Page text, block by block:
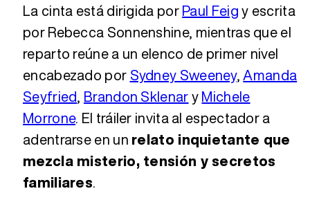
La cinta está dirigida porPaul Feigy escrita
por Rebecca Sonnenshine, mientras que el
reparto reúne a un elenco de primer nivel
encabezado por Sydney Sweeney,Amanda
Seyfried, Brandon SklenaryMichele
Morrone. El tráiler invita al espectador a
adentrarse en un relato inquietante que
mezcla misterio, tensión y secretos
familiares.